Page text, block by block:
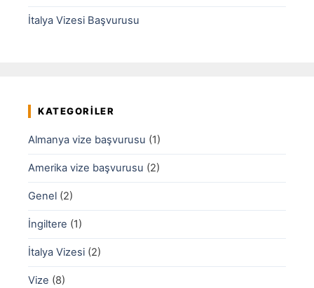
İtalya Vizesi Başvurusu
KATEGORILER
Almanya vize başvurusu (1)
Amerika vize başvurusu (2)
Genel (2)
İngiltere (1)
İtalya Vizesi (2)
Vize (8)